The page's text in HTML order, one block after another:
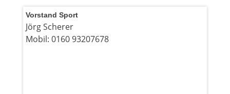
Vorstand Sport
Jörg Scherer
Mobil: 0160 93207678